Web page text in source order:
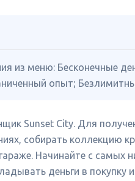
из меню: Бесконечные
опыт;
Sunset City. Для
собирать коллекцию
Начинайте с самых
деньги в покупку